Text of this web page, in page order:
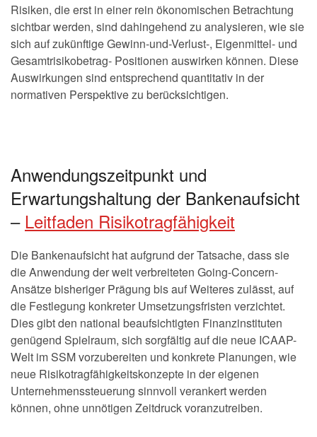
Risiken, die erst in einer rein ökonomischen Betrachtung
sichtbar werden, sind dahingehend zu analysieren, wie sie
sich auf zukünftige Gewinn-und-Verlust-, Eigenmittel- und
Gesamtrisikobetrag- Positionen auswirken können. Diese
Auswirkungen sind entsprechend quantitativ in der
normativen Perspektive zu berücksichtigen.
Anwendungszeitpunkt und
Erwartungshaltung der Bankenaufsicht
– Leitfaden Risikotragfähigkeit
Die Bankenaufsicht hat aufgrund der Tatsache, dass sie
die Anwendung der weit verbreiteten Going-Concern-
Ansätze bisheriger Prägung bis auf Weiteres zulässt, auf
die Festlegung konkreter Umsetzungsfristen verzichtet.
Dies gibt den national beaufsichtigten Finanzinstituten
genügend Spielraum, sich sorgfältig auf die neue ICAAP-
Welt im SSM vorzubereiten und konkrete Planungen, wie
neue Risikotragfähigkeitskonzepte in der eigenen
Unternehmenssteuerung sinnvoll verankert werden
können, ohne unnötigen Zeitdruck voranzutreiben.